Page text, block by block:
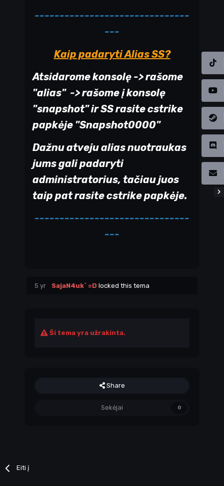
-------------------------------
---
Kaip padaryti Alias SS?
Atsidarome konsolę -> rašome
"alias" -> rašome į konsolę
"snapshot" ir SS rasite cstrike
papkėje "Snapshot0000"
Dažnu atveju alias nuotraukas
jums gali padaryti
administratorius, tačiau juos
taip pat rasite cstrike papkėje.
-------------------------------
---
5 yr SajaN4uk` =D locked this tema
Ši tema yra užrakinta.
Share
Sekėjai 0
Eiti į